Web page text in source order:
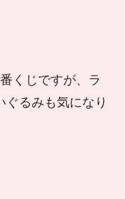
くじですが、ラ
ぐるみも気になり